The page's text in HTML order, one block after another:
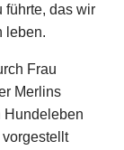
führte, das wir
leben.
Frau
Merlins
Hundeleben